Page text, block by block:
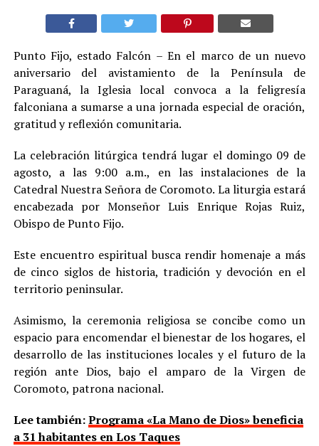
Punto Fijo, estado Falcón – En el marco de un nuevo
aniversario del avistamiento de la Península de
Paraguaná, la Iglesia local convoca a la feligresía
falconiana a sumarse a una jornada especial de oración,
gratitud y reflexión comunitaria.
La celebración litúrgica tendrá lugar el domingo 09 de
agosto, a las 9:00 a.m., en las instalaciones de la
Catedral Nuestra Señora de Coromoto. La liturgia estará
encabezada por Monseñor Luis Enrique Rojas Ruiz,
Obispo de Punto Fijo.
Este encuentro espiritual busca rendir homenaje a más
de cinco siglos de historia, tradición y devoción en el
territorio peninsular.
Asimismo, la ceremonia religiosa se concibe como un
espacio para encomendar el bienestar de los hogares, el
desarrollo de las instituciones locales y el futuro de la
región ante Dios, bajo el amparo de la Virgen de
Coromoto, patrona nacional.
Lee también:Programa «La Mano de Dios» beneficia
a 31 habitantes en Los Taques